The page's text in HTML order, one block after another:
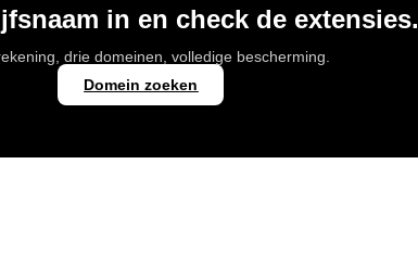
in en check de extensies.
drie domeinen, volledige bescherming.
Domein zoeken